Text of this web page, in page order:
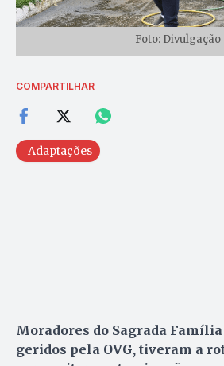
Foto: Divulgação
COMPARTILHAR
Adaptações
Moradores do Sagrada
geridos pela OVG, tiveram a